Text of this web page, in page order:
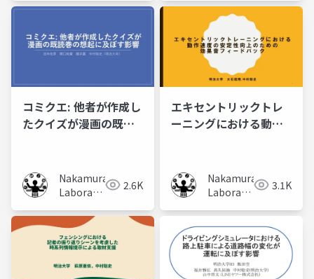
University)
University)
コミクエ: 他者が作成し
たクイズが漫画の既読
Nakamura
Laboratory
University)
2.6K
エキセントリックトレ
ーニングにおける動作
バック
Nakamura
Laboratory
3.1K